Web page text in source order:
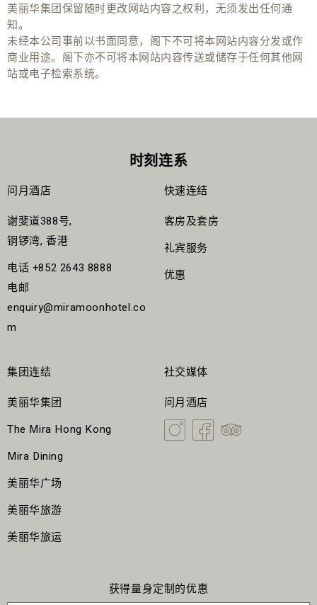
美丽华集团保留随时更改网站内容之权利，无须发出任何通
知。
未经本公司事前以书面同意，阁下不可将本网站内容分发或作
商业用途。阁下亦不可将本网站内容传送或储存于任何其他网
站或电子检索系统。
时刻连系
问月酒店
谢斐道388号,
铜锣湾, 香港
电话 +852 2643 8888
电邮
enquiry@miramoonhotel.co
m
集团连结
美丽华集团
The Mira Hong Kong
Mira Dining
美丽华广场
美丽华旅游
美丽华旅运
快速连结
客房及套房
礼宾服务
优惠
社交媒体
问月酒店
获得量身定制的优惠